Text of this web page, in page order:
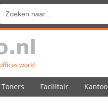
Toners Facilitair